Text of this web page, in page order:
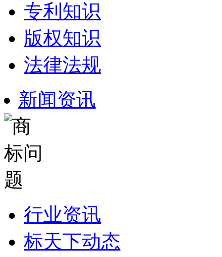
专利知识
版权知识
法律法规
新闻资讯
行业资讯
标天下动态